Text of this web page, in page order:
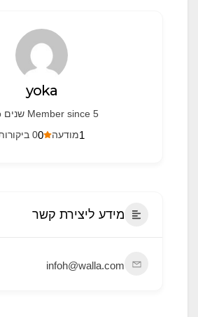
לאפס את
yoka
Member since 5 שנים ago
00 ביקורות 1מודעה
מידע ליצירת קשר
infoh@walla.com